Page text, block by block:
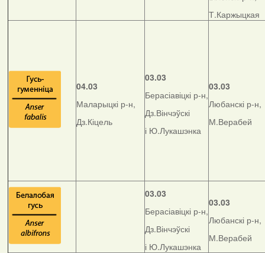
Т.Каржыцкая
04.03
Маларыцкі р-н,
Дз.Кіцель
03.03
Берасіавіцкі р-н,
Дз.Вінчэўскі
і Ю.Лукашэнка
03.03
Любанскі р-н,
М.Верабей
03.03
Берасіавіцкі р-н,
Дз.Вінчэўскі
і Ю.Лукашэнка
03.03
Любанскі р-н,
М.Верабей